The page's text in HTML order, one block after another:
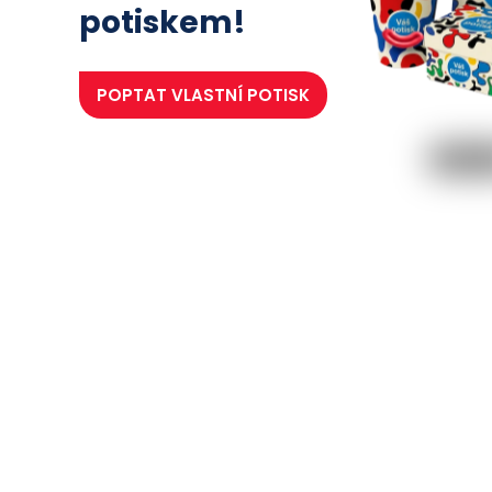
potiskem!
POPTAT VLASTNÍ POTISK